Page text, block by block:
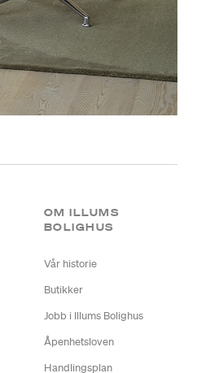
OM ILLUMS
BOLIGHUS
Vår historie
Butikker
Jobb i Illums Bolighus
Åpenhetsloven
Handlingsplan